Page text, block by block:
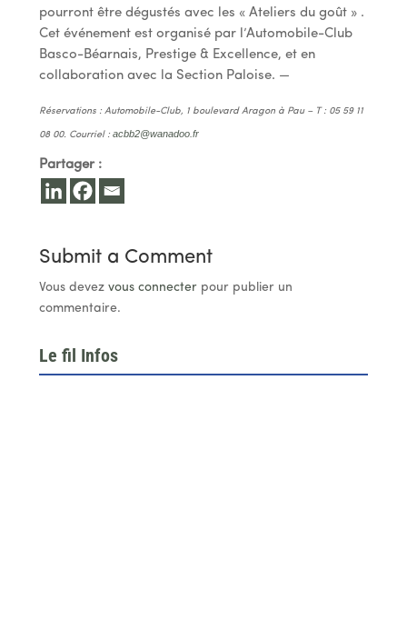
pourront être dégustés avec les « Ateliers du goût » .
Cet événement est organisé par l’Automobile-Club
Basco-Béarnais, Prestige & Excellence, et en
collaboration avec la Section Paloise. —
Réservations : Automobile-Club, 1 boulevard Aragon à Pau – T : 05 59 11
08 00. Courriel : acbb2@wanadoo.fr
Partager :
Submit a Comment
Vous devez vous connecterpour publier un
commentaire.
Le fil Infos